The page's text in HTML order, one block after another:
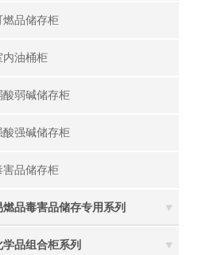
燃品储存柜
内油桶柜
酸弱碱储存柜
酸强碱储存柜
害品储存柜
燃品毒害品储存专用系列
学品组合柜系列